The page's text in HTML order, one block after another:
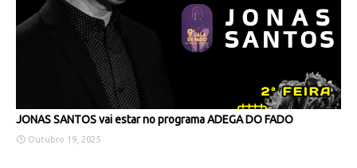
JONAS SANTOS vai estar no programa ADEGA DO FADO
Outubro 19, 2025